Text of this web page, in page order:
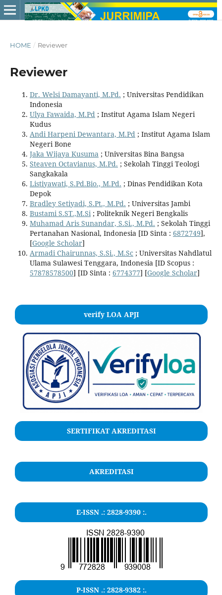
HOME / Reviewer
Reviewer
Dr. Welsi Damayanti, M.Pd. ; Universitas Pendidikan
Indonesia
Ulya Fawaida, M.Pd; Institut Agama Islam Negeri
Kudus
Andi Harpeni Dewantara, M.Pd; Institut Agama Islam
Negeri Bone
Jaka Wijaya Kusuma; Universitas Bina Bangsa
Steaven Octavianus, M.Pd. ; Sekolah Tinggi Teologi
Sangkakala
Listiyawati, S.Pd.Bio., M.Pd. ; Dinas Pendidikan Kota
Depok
Bradley Setiyadi, S.Pt., M.Pd. ; Universitas Jambi
Bustami S.ST.,M.Si; Politeknik Negeri Bengkalis
Muhamad Aris Sunandar, S.Si., M.Pd. ; Sekolah Tinggi
Pertanahan Nasional, Indonesia [ID Sinta : 6872749],
[Google Scholar]
Armadi Chairunnas, S.Si., M.Sc; Universitas Nahdlatul
Ulama Sulawesi Tenggara, Indonesia [ID Scopus :
57878578500] [ID Sinta : 6774377] [Google Scholar]
verify LOA APJI
SERTIFIKAT AKREDITASI
AKREDITASI
E-ISSN .: 2828-9390 :.
P-ISSN .: 2828-9382 :.